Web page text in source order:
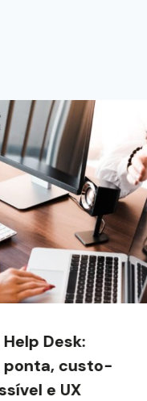
Desk:
ponta, custo-
e UX